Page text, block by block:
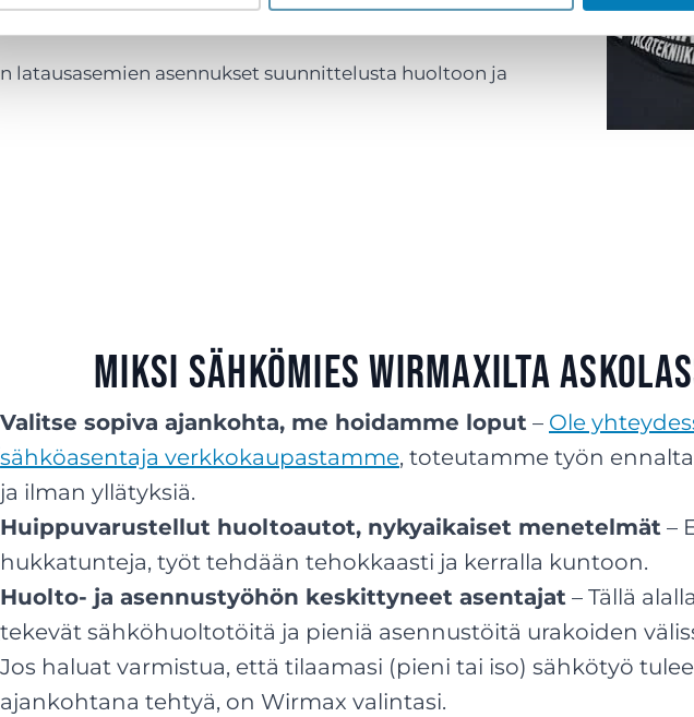
latausasemien asennukset suunnittelusta huoltoon ja
Miksi sähkömies Wirmaxilta
Valitse sopiva ajankohta, me hoidamme loput – Ole
sähköasentaja verkkokaupastamme, toteutamme työn
ja ilman yllätyksiä.
Huippuvarustellut huoltoautot, nykyaikaiset menetelmät –
hukkatunteja, työt tehdään tehokkaasti ja kerralla kuntoon.
Huolto- ja asennustyöhön keskittyneet asentajat – Tällä
tekevät sähköhuoltotöitä ja pieniä asennustöitä urakoiden
Jos haluat varmistua, että tilaamasi (pieni tai iso) sähkötyö
ajankohtana tehtyä, on Wirmax valintasi.